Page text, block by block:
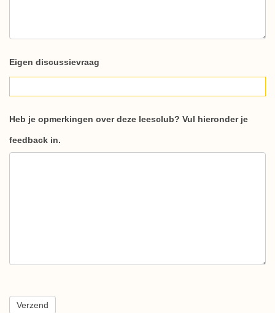
Eigen discussievraag
Heb je opmerkingen over deze leesclub? Vul hieronder je
feedback in.
Verzend